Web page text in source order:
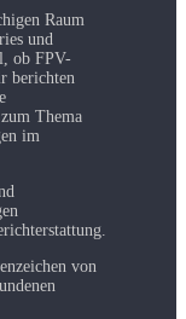
Raum
und
ob FPV-
berichten
Thema
im
von